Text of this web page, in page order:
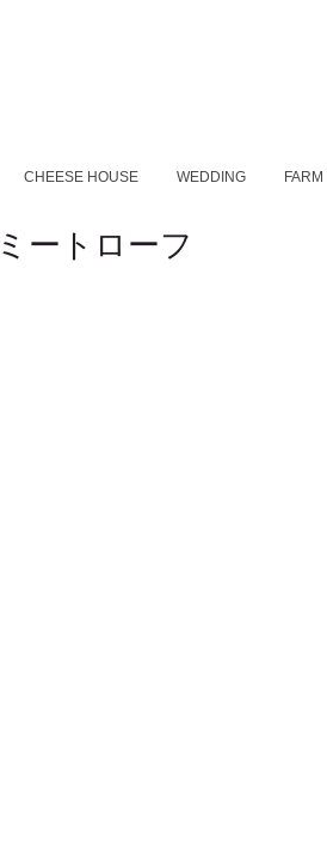
CHEESE HOUSE WEDDING
ートローフ